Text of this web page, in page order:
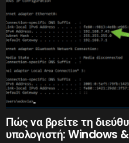
Πώς να βρείτε τη
υπολογιστή: Windows